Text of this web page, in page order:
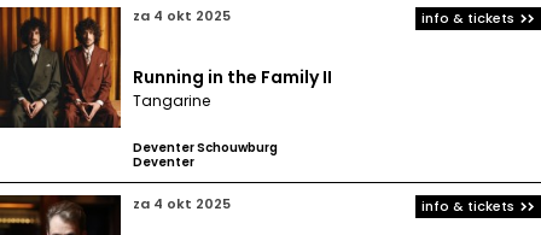
za 4 okt 2025
Running in the Family II
Tangarine
Deventer Schouwburg
Deventer
info & tickets
za 4 okt 2025 info & tickets